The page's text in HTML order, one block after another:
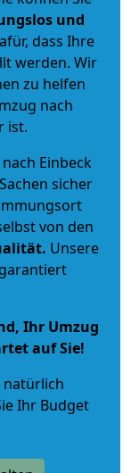
und
dass Ihre
werden. Wir
zu helfen
nach
ist.
Einbeck
sicher
von den
. Unsere
Ihr Umzug
auf Sie!
natürlich
Ihr Budget